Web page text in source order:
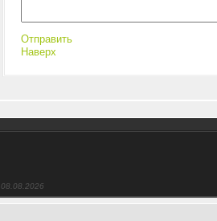
Отправить
Наверх
08.08.2026